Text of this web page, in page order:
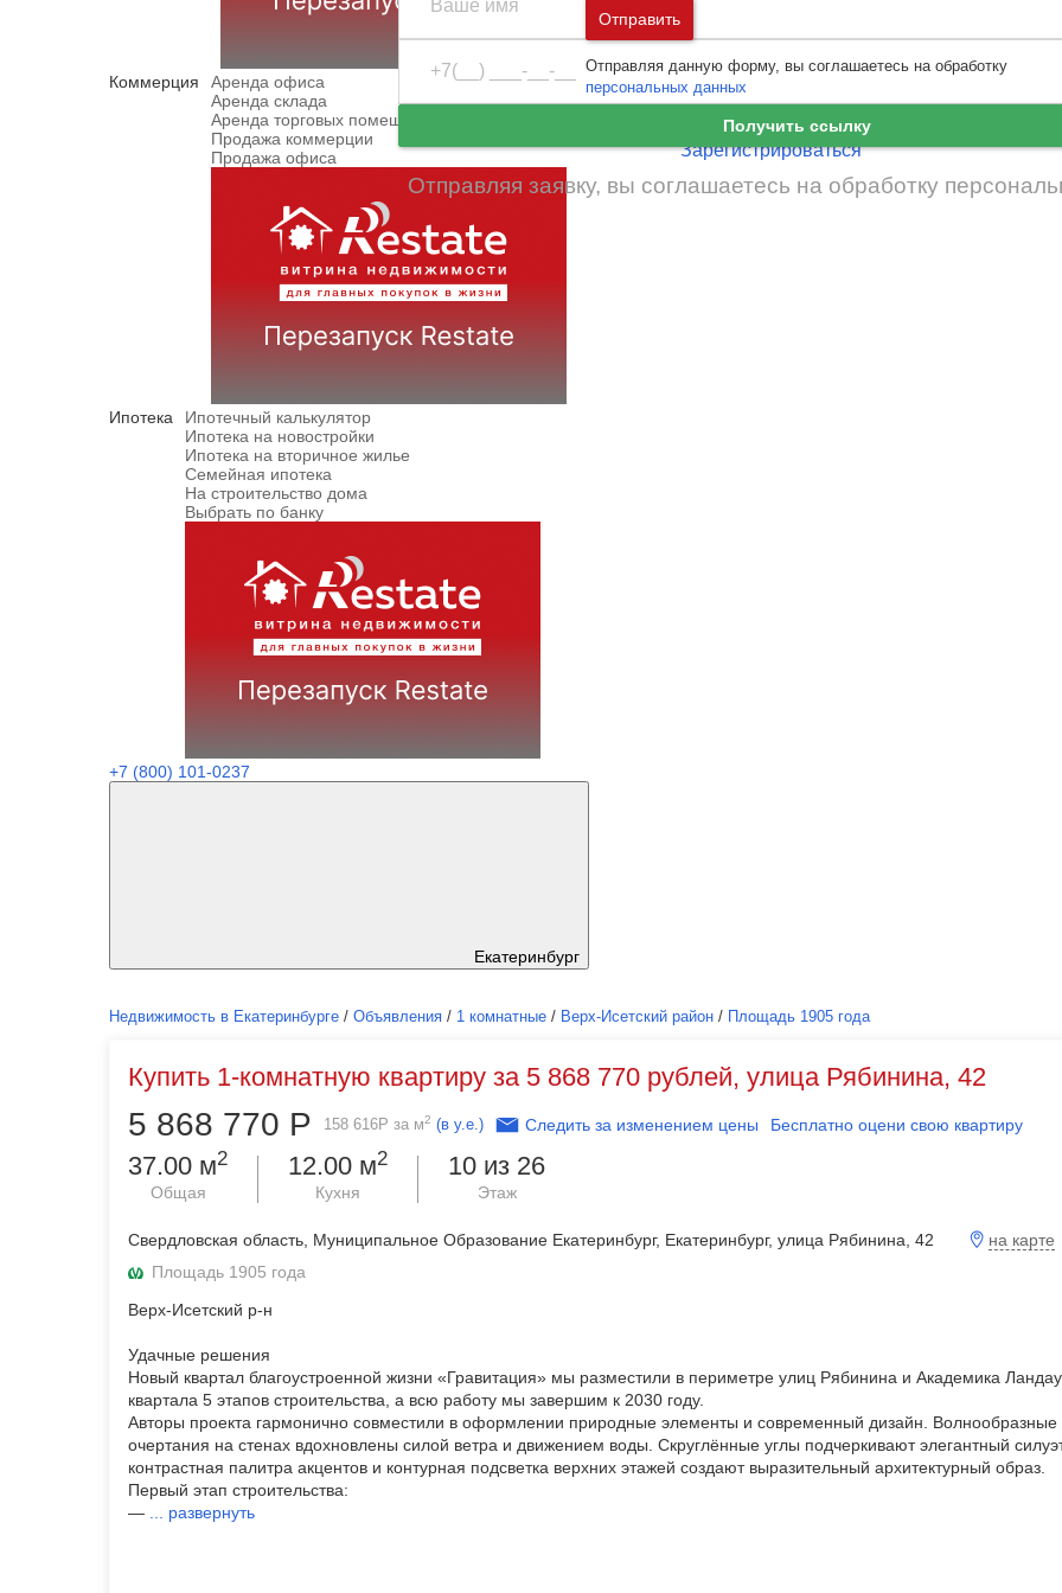
Коммерция
Аренда офиса
Аренда склада
Аренда торговых помещений
Продажа коммерции
Продажа офиса
Ипотека
Ипотечный калькулятор
Ипотека на новостройки
Ипотека на вторичное жилье
Семейная ипотека
На строительство дома
Выбрать по банку
+7 (800) 101-0237
Екатеринбург
Москва иМосковская область
Санкт-Петербург
Ленинградская
Ошибка авторизации
Войти Забыли пароль
Зарегистрироваться
Недвижимость в Екатеринбурге / Объявления / 1 комнатные / Верх-Исетский район / Площадь 1905 года
Купить 1-комнатную квартиру за 5 868 770 рублей, улица Рябинина, 42
5 868 770 Р 158 616Р за м2 (в у.е.) Следить за изменением цены Бесплатно оцени свою квартиру
37.00 м2
Общая
12.00 м2
Кухня
10 из 26
Этаж
Свердловская область, Муниципальное Образование Екатеринбург, Екатеринбург, улица Рябинина, 42
на карте
Площадь 1905 года
Верх-Исетский р-н
Удачные решения
Новый квартал благоустроенной жизни «Гравитация» мы разместили в периметре улиц Рябинина и Академика
квартала 5 этапов строительства, а всю работу мы завершим к 2030 году.
Авторы проекта гармонично совместили в оформлении природные элементы и современный дизайн. Волнообразные
очертания на стенах вдохновлены силой ветра и движением воды. Скруглённые углы подчеркивают элегантный
контрастная палитра акцентов и контурная подсветка верхних этажей создают выразительный архитектурный образ.
Первый этап строительства:
—
развернуть
Получить ссылку
Отправляя заявку, вы соглашаетесь на обработку
Отправить
Отправляя данную форму, вы соглашаетесь на обработку
персональных данных